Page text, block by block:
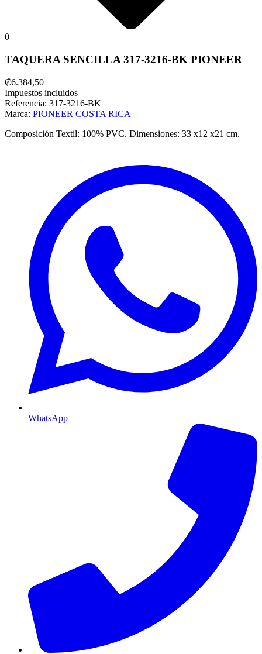
0
TAQUERA SENCILLA 317-3216-BK PIONEER
₡6.384,50
Impuestos incluidos
Referencia: 317-3216-BK
Marca: PIONEER COSTA RICA
Composición Textil: 100% PVC. Dimensiones: 33 x12 x21 cm.
WhatsApp